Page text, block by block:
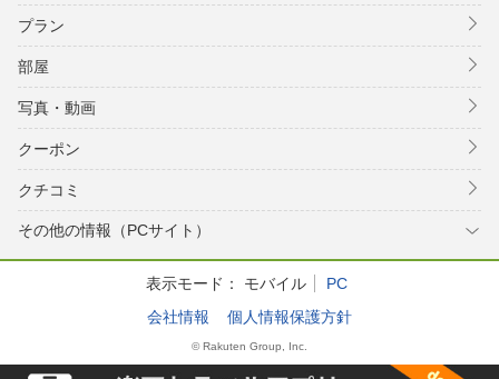
プラン
部屋
写真・動画
クーポン
クチコミ
その他の情報（PCサイト）
表示モード： モバイル
PC
会社情報
個人情報保護方針
© Rakuten Group, Inc.